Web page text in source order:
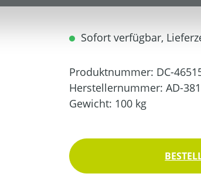
Sofort verfügbar,
Produktnummer: DC-
Herstellernummer: AD-
Gewicht: 100 kg